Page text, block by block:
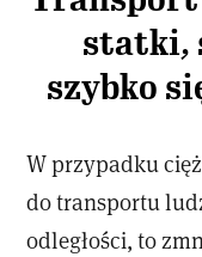
statki,
szybko
W przypadku
do transportu
odległości, to